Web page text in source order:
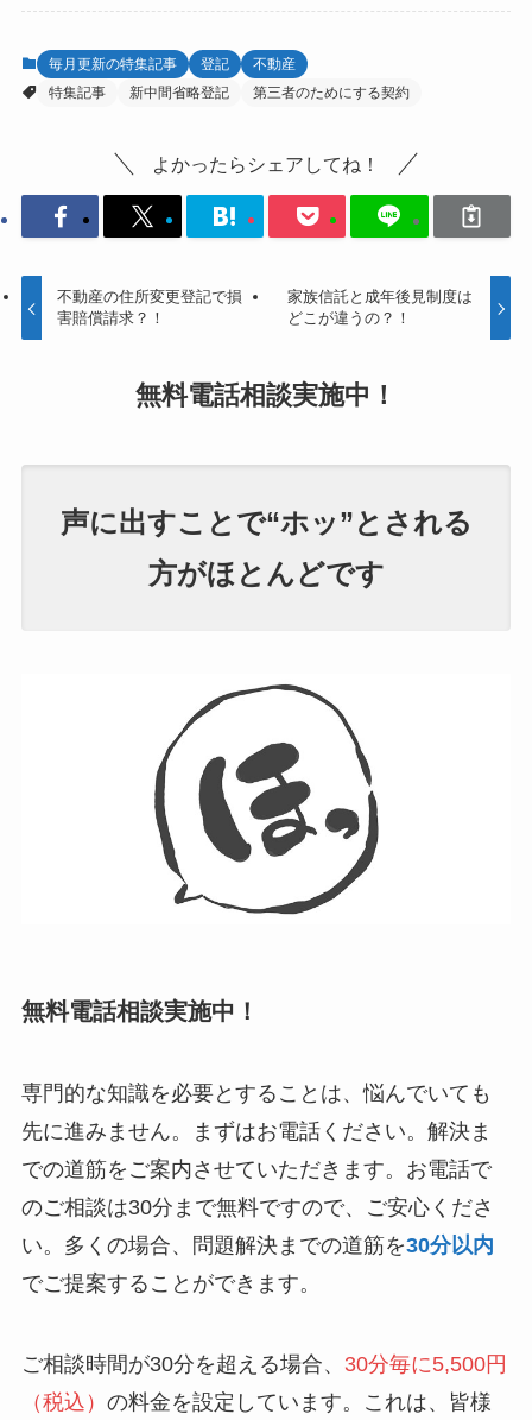
毎月更新の特集記事 登記
不動産
特集記事
新中間省略登記 第三者のためにする契約
よかったらシェアしてね！
不動産の住所変更登記で損
害賠償請求？！
家族信託と成年後見制度は
どこが違うの？！
無料電話相談実施中！
声に出すことで“ホッ”とされる
方がほとんどです
無料電話相談実施中！
専門的な知識を必要とすることは、悩んでいても
先に進みません。まずはお電話ください。解決ま
での道筋をご案内させていただきます。お電話で
のご相談は30分まで無料ですので、ご安心くださ
い。多くの場合、問題解決までの道筋を30分以内
でご提案することができます。
ご相談時間が30分を超える場合、 30分毎に5,500円
（税込） の料金を設定しています。これは、皆様